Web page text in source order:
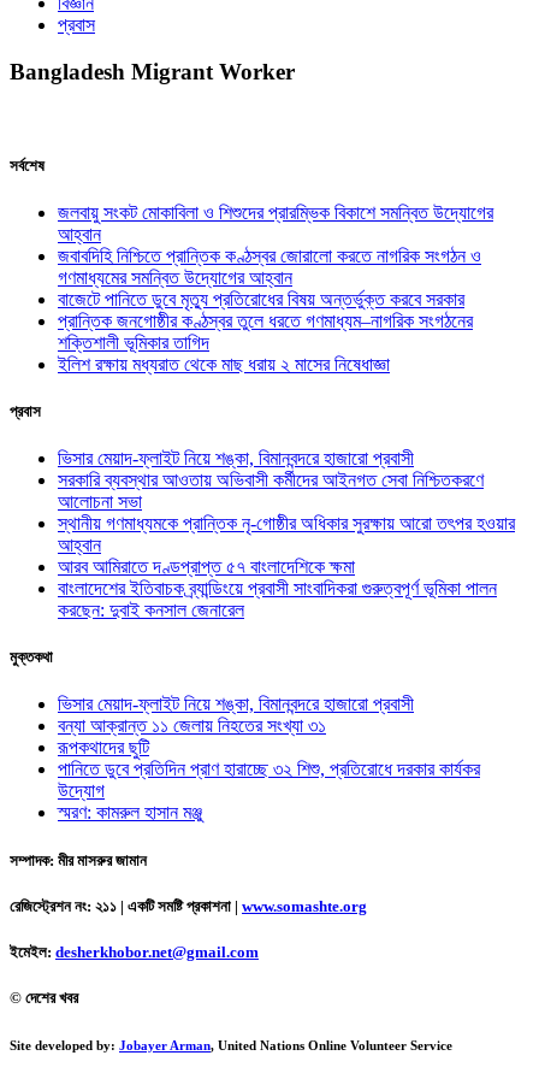
প্রবাস
Bangladesh Migrant Worker
সর্বশেষ
জলবায়ু সংকট মোকাবিলা ও শিশুদের প্রারম্ভিক বিকাশে সমন্বিত উদ্যোগের
আহ্বান
জবাবদিহি নিশ্চিতে প্রান্তিক কণ্ঠস্বর জোরালো করতে নাগরিক সংগঠন ও
গণমাধ্যমের সমন্বিত উদ্যোগের আহ্বান
বাজেটে পানিতে ডুবে মৃত্যু প্রতিরোধের বিষয় অন্তর্ভুক্ত করবে সরকার
প্রান্তিক জনগোষ্ঠীর কণ্ঠস্বর তুলে ধরতে গণমাধ্যম–নাগরিক সংগঠনের
শক্তিশালী ভূমিকার তাগিদ
ইলিশ রক্ষায় মধ্যরাত থেকে মাছ ধরায় ২ মাসের নিষেধাজ্ঞা
প্রবাস
ভিসার মেয়াদ-ফ্লাইট নিয়ে শঙ্কা, বিমানবন্দরে হাজারো প্রবাসী
সরকারি ব্যবস্থার আওতায় অভিবাসী কর্মীদের আইনগত সেবা নিশ্চিতকরণে
আলোচনা সভা
স্থানীয় গণমাধ্যমকে প্রান্তিক নৃ-গোষ্ঠীর অধিকার সুরক্ষায় আরো তৎপর হওয়ার
আহ্বান
আরব আমিরাতে দণ্ডপ্রাপ্ত ৫৭ বাংলাদেশিকে ক্ষমা
বাংলাদেশের ইতিবাচক ব্র্যান্ডিংয়ে প্রবাসী সাংবাদিকরা গুরুত্বপূর্ণ ভূমিকা পালন
করছেন: দুবাই কনসাল জেনারেল
মুক্তকথা
ভিসার মেয়াদ-ফ্লাইট নিয়ে শঙ্কা, বিমানবন্দরে হাজারো প্রবাসী
বন্যা আক্রান্ত ১১ জেলায় নিহতের সংখ্যা ৩১
রূপকথাদের ছুটি
পানিতে ডুবে প্রতিদিন প্রাণ হারাচ্ছে ৩২ শিশু, প্রতিরোধে দরকার কার্যকর
উদ্যোগ
স্মরণ: কামরুল হাসান মঞ্জু
সম্পাদক: মীর মাসরুর জামান
রেজিস্ট্রেশন নং: ২১১ | একটি সমষ্টি প্রকাশনা | www.somashte.org
ইমেইল: desherkhobor.net@gmail.com
© দেশের খবর
Site developed by: Jobayer Arman, United Nations Online Volunteer Service